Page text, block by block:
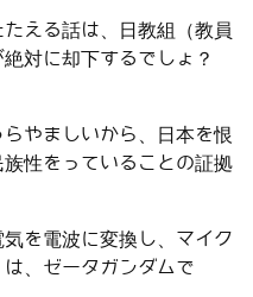
える話は、日教組（教員
対に却下するでしょ？
やましいから、日本を恨
族性をっていることの証拠
を電波に変換し、マイク
、ゼータガンダムで